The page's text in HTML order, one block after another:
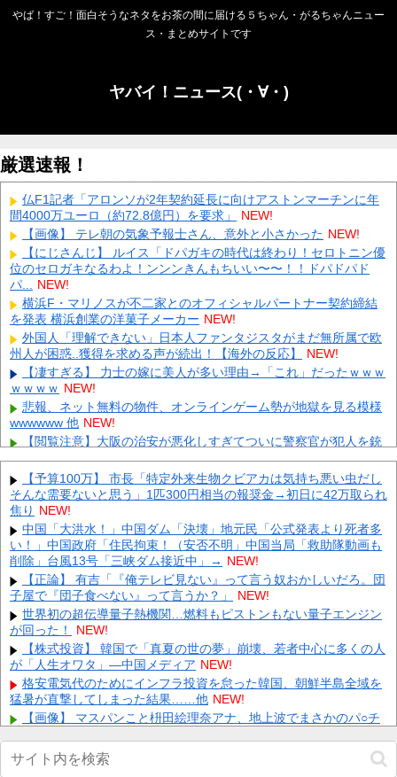
やば！すご！面白そうなネタをお茶の間に届ける５ちゃん・がるちゃんニュー
ス・まとめサイトです
ヤバイ！ニュース(・∀・)
厳選速報！
仏F1記者「アロンソが2年契約延長に向けアストンマーチンに年
間4000万ユーロ（約72.8億円）を要求」
NEW!
【画像】 テレ朝の気象予報士さん、意外と小さかった NEW!
【にじさんじ】 ルイス「ドパガキの時代は終わり！セロトニン優
位のセロガキなるわよ！ンンンきんもちいい〜〜！！ドパドパド
パ... NEW!
横浜F・マリノスが不二家とのオフィシャルパートナー契約締結
を発表 横浜創業の洋菓子メーカー NEW!
外国人「理解できない」日本人ファンタジスタがまだ無所属で欧
州人が困惑..獲得を求める声が続出！【海外の反応】
NEW!
【凄すぎる】 力士の嫁に美人が多い理由→「これ」だったｗｗｗ
ｗｗｗｗ NEW!
悲報、ネット無料の物件、オンラインゲーム勢が地獄を見る模様
wwwwww 他 NEW!
【閲覧注意】大阪の治安が悪化しすぎてついに警察官が犯人を銃
殺。いよいよアメリカみたいになってきたな 他 NEW!
【ぶいすぽ】つむお、ビール10種類飲み比べ第2弾！「最近は焼
肉屋で最初にビールを頼むくらい好き」 他 NEW!
人「さーて、車乗るか。エンジン入れて、と」車「スパーイダマ
ーンッ」→炎上 他
NEW!
【悲報】横田さん、レンジャーズに移籍したのは悪手とネットの
声… 他 NEW!
【悲報】 楽天、ガチで逝くｗｗｗｗｗｗｗｗｗｗｗｗｗｗｗｗｗ
ｗｗｗ NEW!
【画像】 芦田愛菜ちゃん「うわー、すごい！なんか出てる♥」
NEW!
【動画】 御当地アイドルだった頃の今田美桜、レベチｗｗｗｗｗ
ｗｗｗｗｗｗｗｗｗｗｗｗｗ NEW!
【悲報】 町のお弁当屋さん「申し訳ないが消費税1%になったら
その分商品代を値上げするわ」 NEW!
Powered by livedoor 相互RSS
【予算100万】 市長「特定外来生物クビアカは気持ち悪い虫だし
そんな需要ないと思う」1匹300円相当の報奨金→初日に42万取られ
焦り NEW!
中国「大洪水！」中国ダム「決壊」地元民「公式発表より死者多
い！」中国政府「住民拘束！（安否不明」中国当局「救助隊動画も
削除」台風13号「三峡ダム接近中」→ NEW!
【正論】 有吉「『俺テレビ見ない』って言う奴おかしいだろ。団
子屋で『団子食べない』って言うか？」
NEW!
世界初の超伝導量子熱機関…燃料もピストンもない量子エンジン
が回った！
NEW!
【株式投資】 韓国で「真夏の世の夢」崩壊、若者中心に多くの人
が「人生オワタ」―中国メディア NEW!
格安電気代のためにインフラ投資を怠った韓国、朝鮮半島全域を
猛暑が直撃してしまった結果……他 NEW!
【画像】 マスパンこと枡田絵理奈アナ、地上波でまさかのパ○チ
【悲報】30歳過ぎても売れ残ってる男さんって「非モテ」だよな
ｗｗｗｗｗｗｗｗｗｗ他